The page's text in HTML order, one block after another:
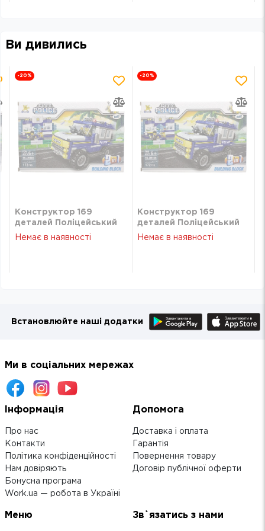
Ви дивились
-20%
Конструктор 169
деталей Поліцейський
джип - 2 в 1
Немає в наявності
-20%
Конструктор 169
деталей Поліцейський
джип - 2 в 1
Немає в наявності
Встановлюйте наші додатки
Ми в соціальних мережах
Інформація
Про нас
Контакти
Політика конфіденційності
Нам довіряють
Бонусна програма
Work.ua — робота в Україні
Допомога
Доставка і оплата
Гарантія
Повернення товару
Договір публічної оферти
Меню Зв`язатись з нами